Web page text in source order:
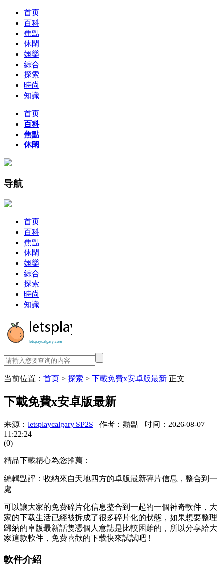
首页
百科
焦點
休閑
娛樂
綜合
探索
時尚
知識
首页
百科
焦點
休閑
导航
首页
百科
焦點
休閑
娛樂
綜合
探索
時尚
知識
当前位置： 首页 > 探索 > 下載免費x安卓版最新 正文
下載免費x安卓版最新
来源： letsplaycalgary SP2S 作者：熱點
时间：2026-08-07
11:22:24
(0)
精品下載精心為您推薦：
編輯點評：收納來自天地四方的卓版最新碎片信息，整合到一
處
可以讓大家的免费碎片化信息整合到一起的一個神奇軟件，大
家的下载生活已經被拆成了很多碎片化的狀態，如果想要整理
歸納的卓版最新話隻憑個人意誌是比較困難的，所以分享給大
家這款軟件，免费喜歡的下载快來試試吧！
軟件介紹